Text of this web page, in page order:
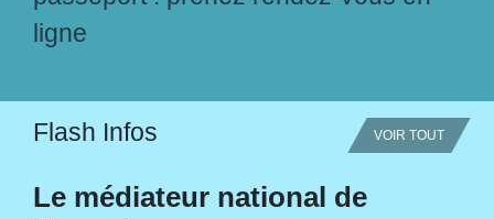
ligne
Flash Infos VOIR TOUT
Le médiateur national de